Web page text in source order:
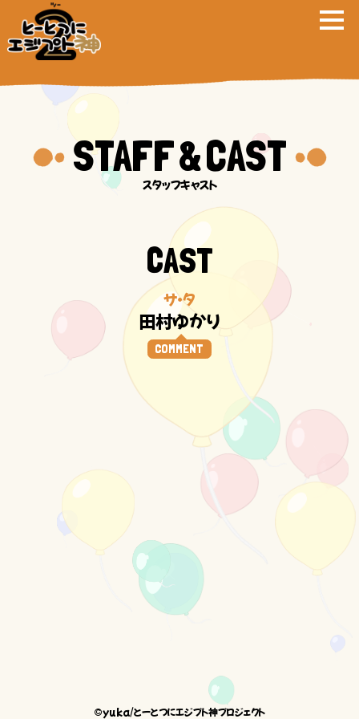
STAFF&CAST
CAST
サ・タ
田村ゆかり
COMMENT
©yuka/とーとつにエジプト神プロジェクト